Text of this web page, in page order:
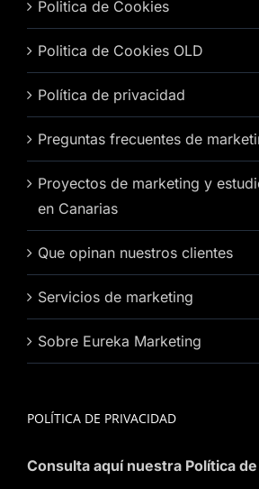
Politica de Cookies
Politica de Cookies OLD
Política de privacidad
Preguntas frecuentes de
Proyectos de marketing y
en Canarias
Que opinan nuestros clientes
Servicios de marketing
Sobre Eureka Marketing
POLÍTICA DE PRIVACIDAD
Consulta aquí nuestra Política